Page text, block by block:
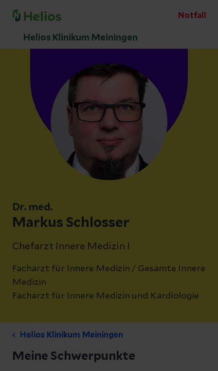
Notfall
Helios Klinikum Meiningen
Dr. med.
Markus Schlosser
Chefarzt Innere Medizin I
Facharzt für Innere Medizin / Gesamte Innere
Medizin
Facharzt für Innere Medizin und Kardiologie
Helios Klinikum Meiningen
Meine Schwerpunkte